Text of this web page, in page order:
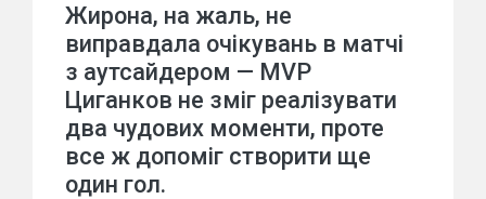
Жирона, на жаль, не
виправдала очікувань в матчі
з аутсайдером — MVP
Циганков не зміг реалізувати
два чудових моменти, проте
все ж допоміг створити ще
один гол.